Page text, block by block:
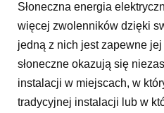
Słoneczna energia
więcej zwolenników dzięki
jedną z nich jest zapewne
słoneczne okazują się
instalacji w miejscach, w
tradycyjnej instalacji lub w